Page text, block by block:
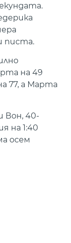
писта.
на 49
77, а Марта
Вон, 40-
на 1:40
осем